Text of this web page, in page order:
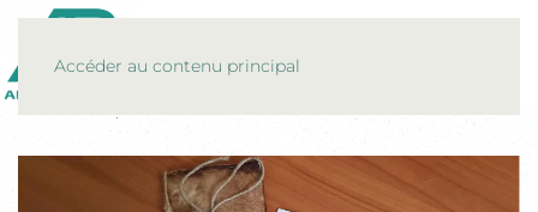
Accéder au contenu principal